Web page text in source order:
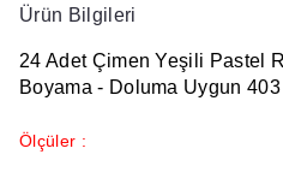
Ürün Bilgileri
24 Adet Çimen Yeşili Pastel
Boyama - Doluma Uygun 403
Ölçüler :